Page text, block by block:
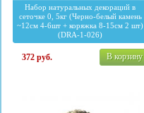
Набор натуральных декораций в
сеточке 0, 5кг (Черно-белый камень
~12см 4-6шт + коряжка 8-15см 2 шт)
(DRA-1-026)
372руб. В корзину